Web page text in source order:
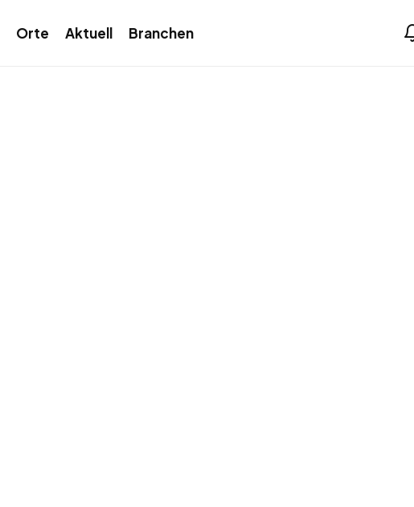
Orte Aktuell Branchen